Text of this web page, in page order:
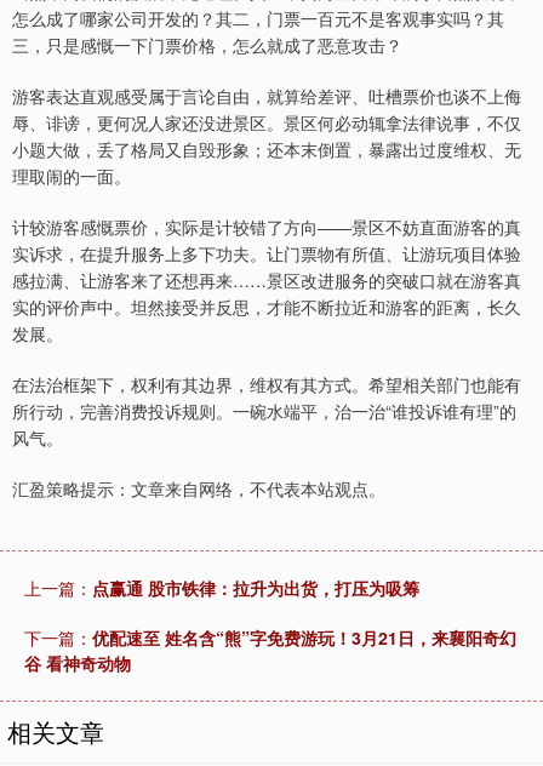
怎么成了哪家公司开发的？其二，门票一百元不是客观事实吗？其
三，只是感慨一下门票价格，怎么就成了恶意攻击？
游客表达直观感受属于言论自由，就算给差评、吐槽票价也谈不上侮
辱、诽谤，更何况人家还没进景区。景区何必动辄拿法律说事，不仅
小题大做，丢了格局又自毁形象；还本末倒置，暴露出过度维权、无
理取闹的一面。
计较游客感慨票价，实际是计较错了方向——景区不妨直面游客的真
实诉求，在提升服务上多下功夫。让门票物有所值、让游玩项目体验
感拉满、让游客来了还想再来……景区改进服务的突破口就在游客真
实的评价声中。坦然接受并反思，才能不断拉近和游客的距离，长久
发展。
在法治框架下，权利有其边界，维权有其方式。希望相关部门也能有
所行动，完善消费投诉规则。一碗水端平，治一治“谁投诉谁有理”的
风气。
汇盈策略提示：文章来自网络，不代表本站观点。
上一篇： 点赢通 股市铁律：拉升为出货，打压为吸筹
下一篇： 优配速至 姓名含“熊”字免费游玩！3月21日，来襄阳奇幻
谷 看神奇动物
相关文章